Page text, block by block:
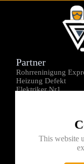
This website
Partner
Rohrreninigung
Heizung Defekt
Elektriker Nr1
Kontakt